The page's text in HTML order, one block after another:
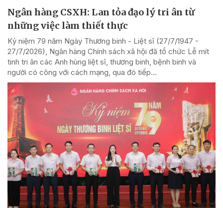
Ngân hàng CSXH: Lan tỏa đạo lý tri ân từ
những việc làm thiết thực
Kỷ niệm 79 năm Ngày Thương binh - Liệt sĩ (27/7/1947 -
27/7/2026), Ngân hàng Chính sách xã hội đã tổ chức Lễ mít
tinh tri ân các Anh hùng liệt sĩ, thương binh, bệnh binh và
người có công với cách mạng, qua đó tiếp...